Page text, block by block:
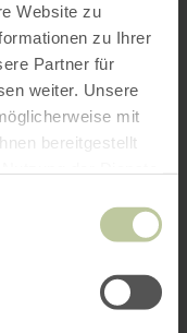
Website zu
zu Ihrer
Partner für
weiter. Unsere
mit
bereitgestellt